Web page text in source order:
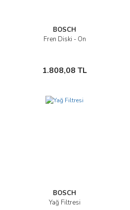
BOSCH
Fren Diski - Ön
1.808,08 TL
İncele
Sepete Ekle
BOSCH
Yağ Filtresi
İncele